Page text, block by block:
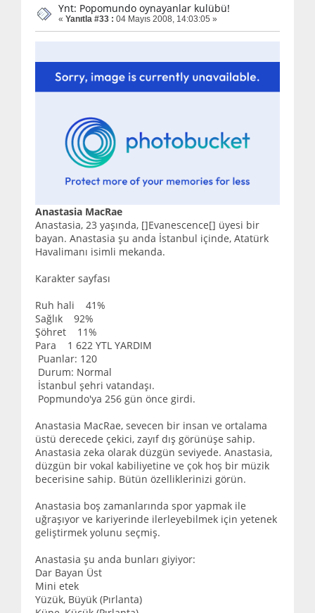
Ynt: Popomundo oynayanlar kulübü!
« Yanıtla #33 : 04 Mayıs 2008, 14:03:05 »
Anastasia MacRae
Anastasia, 23 yaşında, []Evanescence[] üyesi bir
bayan. Anastasia şu anda İstanbul içinde, Atatürk
Havalimanı isimli mekanda.
Karakter sayfası
Ruh hali 41%
Sağlık 92%
Şöhret 11%
Para 1 622 YTL YARDIM
Puanlar: 120
Durum: Normal
İstanbul şehri vatandaşı.
Popmundo'ya 256 gün önce girdi.
Anastasia MacRae, sevecen bir insan ve ortalama
üstü derecede çekici, zayıf dış görünüşe sahip.
Anastasia zeka olarak düzgün seviyede. Anastasia,
düzgün bir vokal kabiliyetine ve çok hoş bir müzik
becerisine sahip. Bütün özelliklerinizi görün.
Anastasia boş zamanlarında spor yapmak ile
uğraşıyor ve kariyerinde ilerleyebilmek için yetenek
geliştirmek yolunu seçmiş.
Anastasia şu anda bunları giyiyor:
Dar Bayan Üst
Mini etek
Yüzük, Büyük (Pırlanta)